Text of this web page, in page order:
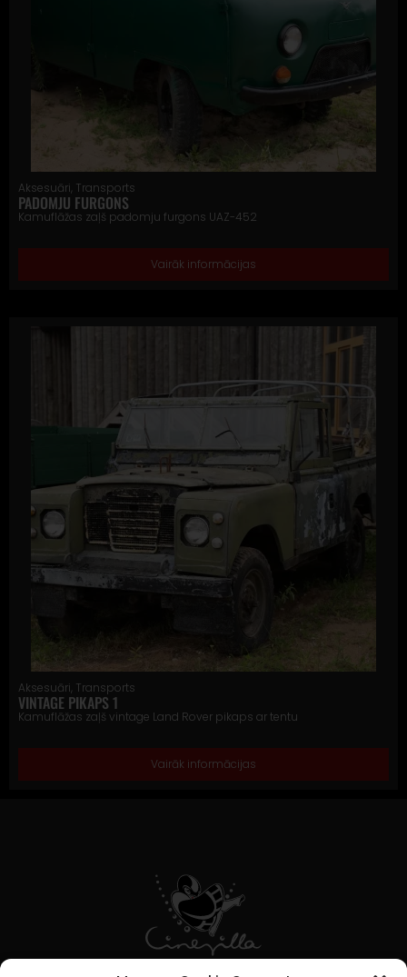
Aksesuāri Transports
PADOMJU FURGONS
Kamuflāžas zaļš padomju furgons UAZ-452
Vairāk informācijas
Aksesuāri Transports
VINTAGE PIKAPS 1
Kamuflāžas zaļš vintage Land Rover pikaps ar tentu
Vairāk informācijas